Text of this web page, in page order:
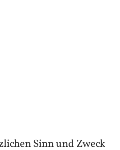
Sinn und Zweck